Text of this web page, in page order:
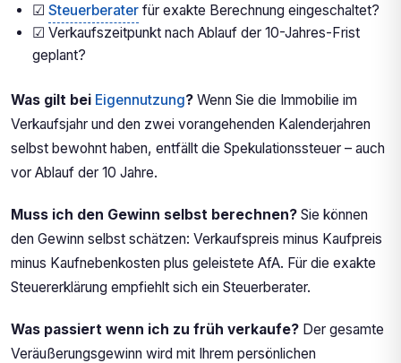
☑ Steuerberater für exakte Berechnung eingeschaltet?
☑ Verkaufszeitpunkt nach Ablauf der 10-Jahres-Frist
geplant?
Was gilt bei Eigennutzung? Wenn Sie die Immobilie im
Verkaufsjahr und den zwei vorangehenden Kalenderjahren
selbst bewohnt haben, entfällt die Spekulationssteuer – auch
vor Ablauf der 10 Jahre.
Muss ich den Gewinn selbst berechnen? Sie können
den Gewinn selbst schätzen: Verkaufspreis minus Kaufpreis
minus Kaufnebenkosten plus geleistete AfA. Für die exakte
Steuererklärung empfiehlt sich ein Steuerberater.
Was passiert wenn ich zu früh verkaufe? Der gesamte
Veräußerungsgewinn wird mit Ihrem persönlichen